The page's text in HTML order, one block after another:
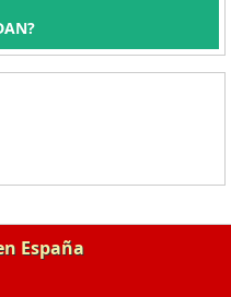
España